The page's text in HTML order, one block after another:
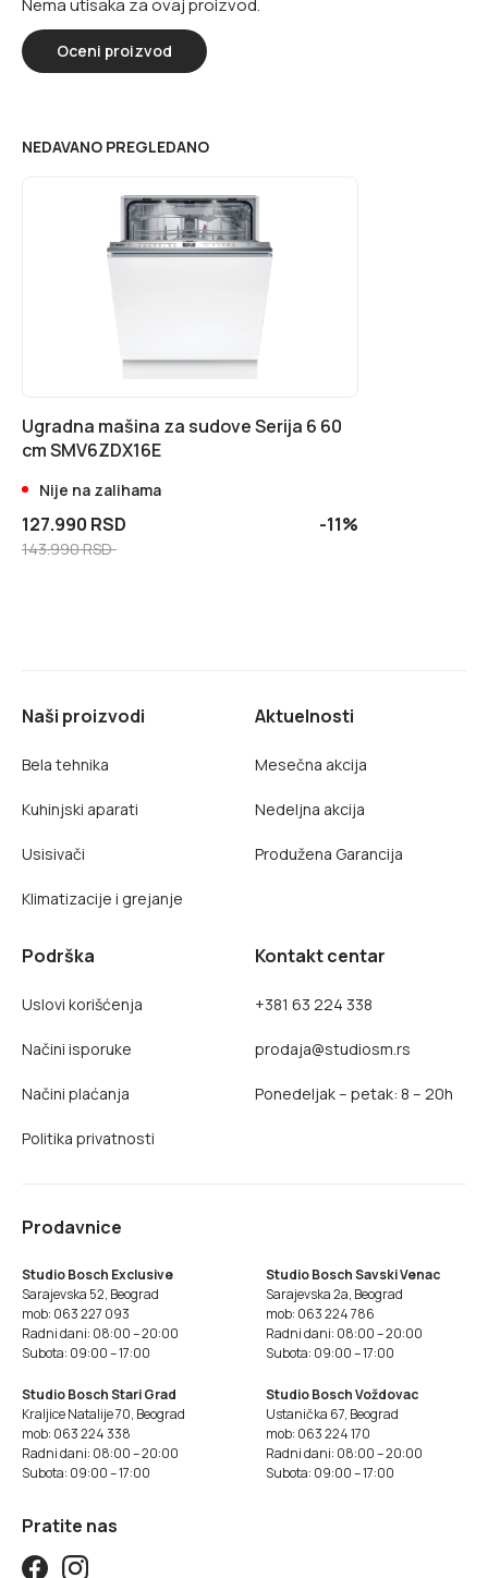
Oceni proizvod
NEDAVANO PREGLEDANO
Ugradna mašina za sudove Serija 6 60
cm SMV6ZDX16E
Nije na zalihama
127.990 RSD
143.990 RSD
-11%
Naši proizvodi
Bela tehnika
Kuhinjski aparati
Usisivači
Klimatizacije i grejanje
Aktuelnosti
Mesečna akcija
Nedeljna akcija
Produžena Garancija
Podrška
Uslovi korišćenja
Načini isporuke
Načini plaćanja
Politika privatnosti
Kontakt centar
+381 63 224 338
prodaja@studiosm.rs
Ponedeljak – petak: 8 – 20h
Prodavnice
Studio Bosch Exclusive
Sarajevska 52, Beograd
mob: 063 227 093
Radni dani: 08:00 – 20:00
Subota: 09:00 – 17:00
Studio Bosch Savski Venac
Sarajevska 2a, Beograd
mob: 063 224 786
Radni dani: 08:00 – 20:00
Subota: 09:00 – 17:00
Studio Bosch Stari Grad
Kraljice Natalije 70, Beograd
mob: 063 224 338
Radni dani: 08:00 – 20:00
Subota: 09:00 – 17:00
Studio Bosch Voždovac
Ustanička 67, Beograd
mob: 063 224 170
Radni dani: 08:00 – 20:00
Subota: 09:00 – 17:00
Pratite nas